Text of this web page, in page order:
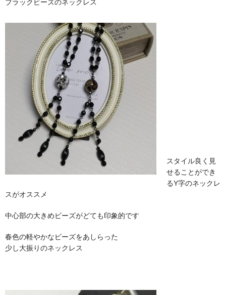
ブラックビーズのネックレス
スタイル良く見
せることができ
るY字のネックレ
スがオススメ
中心部の大きめビーズがどても印象的です
春色の軽やかなビーズをあしらった
少し大振りのネックレス